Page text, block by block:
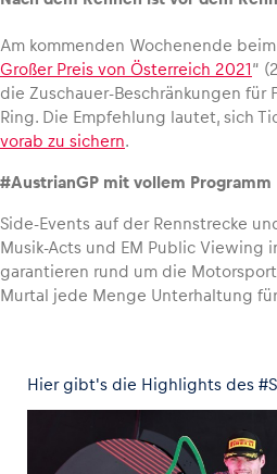
Am kommenden Wochenende beim
Großer Preis von Österreich 2021 “
die Zuschauer-Beschränkungen für
Ring. Die Empfehlung lautet, sich
vorab zu sichern.
#AustrianGP mit vollem Programm
Side-Events auf der Rennstrecke
Musik-Acts und EM Public Viewing
garantieren rund um die
Murtal jede Menge Unterhaltung
Hier gibt's die Highlights des